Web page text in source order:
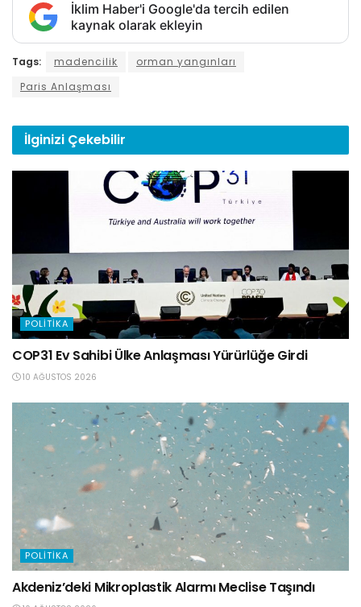
İklim Haber'i Google'da tercih edilen
kaynak olarak ekleyin
Tags: madencilik
orman yangınları
Paris Anlaşması
İlginizi Çekebilir
POLITIKA
COP31 Ev Sahibi Ülke Anlaşması Yürürlüğe Girdi
10 AĞUSTOS 2026
POLITIKA
Akdeniz’deki Mikroplastik Alarmı Meclise Taşındı